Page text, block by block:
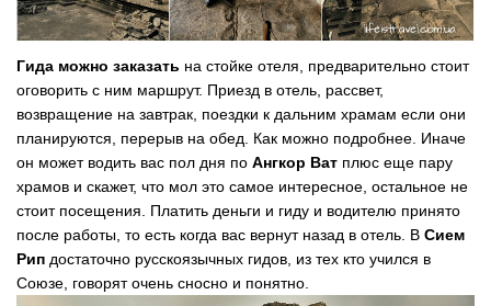
Гида можно заказать на стойке отеля, предварительно стоит
оговорить с ним маршрут. Приезд в отель, рассвет,
возвращение на завтрак, поездки к дальним храмам если они
планируются, перерыв на обед. Как можно подробнее. Иначе
он может водить вас пол дня по Ангкор Ват плюс еще пару
храмов и скажет, что мол это самое интересное, остальное не
стоит посещения. Платить деньги и гиду и водителю принято
после работы, то есть когда вас вернут назад в отель. В Сием
Рип достаточно русскоязычных гидов, из тех кто учился в
Союзе, говорят очень сносно и понятно.